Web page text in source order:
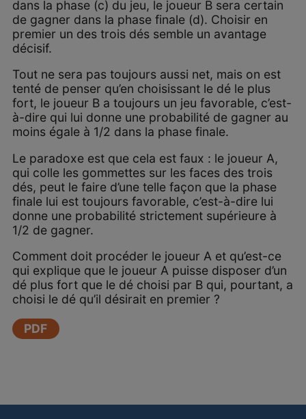
dans la phase (c) du jeu, le joueur B sera certain
de gagner dans la phase finale (d). Choisir en
premier un des trois dés semble un avantage
décisif.
Tout ne sera pas toujours aussi net, mais on est
tenté de penser qu’en choisissant le dé le plus
fort, le joueur B a toujours un jeu favorable, c’est-
à-dire qui lui donne une probabilité de gagner au
moins égale à 1/2 dans la phase finale.
Le paradoxe est que cela est faux : le joueur A,
qui colle les gommettes sur les faces des trois
dés, peut le faire d’une telle façon que la phase
finale lui est toujours favorable, c’est-à-dire lui
donne une probabilité strictement supérieure à
1/2 de gagner.
Comment doit procéder le joueur A et qu’est-ce
qui explique que le joueur A puisse disposer d’un
dé plus fort que le dé choisi par B qui, pourtant, a
choisi le dé qu’il désirait en premier ?
PDF